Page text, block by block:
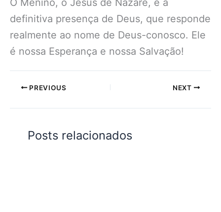
definitiva presença de Deus, que responde
realmente ao nome de Deus-conosco. Ele
é nossa Esperança e nossa Salvação!
PREVIOUS NEXT
Posts relacionados